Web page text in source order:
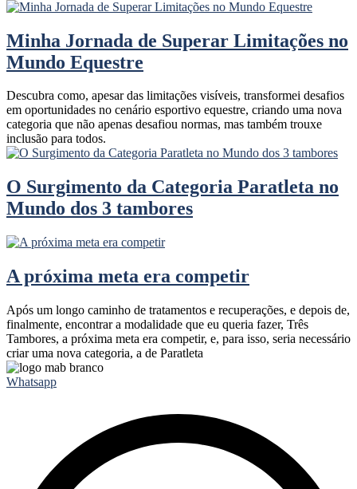
Minha Jornada de Superar Limitações no
Mundo Equestre
Descubra como, apesar das limitações visíveis, transformei desafios
em oportunidades no cenário esportivo equestre, criando uma nova
categoria que não apenas desafiou normas, mas também trouxe
inclusão para todos.
O Surgimento da Categoria Paratleta no
Mundo dos 3 tambores
A próxima meta era competir
Após um longo caminho de tratamentos e recuperações, e depois de,
finalmente, encontrar a modalidade que eu queria fazer, Três
Tambores, a próxima meta era competir, e, para isso, seria necessário
criar uma nova categoria, a de Paratleta
Whatsapp